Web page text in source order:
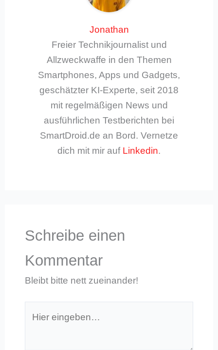
Jonathan
Freier Technikjournalist und
Allzweckwaffe in den Themen
Smartphones, Apps und Gadgets,
geschätzter KI-Experte, seit 2018
mit regelmäßigen News und
ausführlichen Testberichten bei
SmartDroid.de an Bord. Vernetze
dich mit mir auf Linkedin.
Schreibe einen
Kommentar
Bleibt bitte nett zueinander!
eingeben…